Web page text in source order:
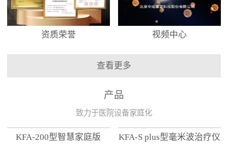
资质荣誉 视频中心
查看更多
产品
致力于医院设备家庭化
KFA-200型智慧家庭版 KFA-S plus型毫米波治疗仪